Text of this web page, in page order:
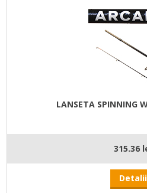
LANSETA SPINNING
315.36
Detalii